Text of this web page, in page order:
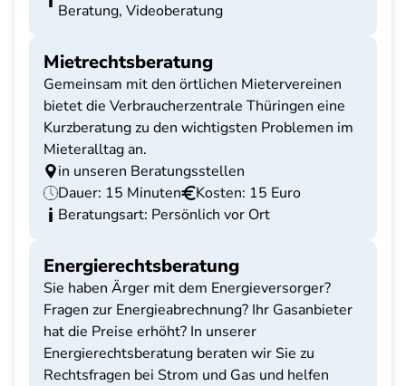
Beratung, Videoberatung
Mietrechtsberatung
Gemeinsam mit den örtlichen Mietervereinen
bietet die Verbraucherzentrale Thüringen eine
Kurzberatung zu den wichtigsten Problemen im
Mieteralltag an.
in unseren Beratungsstellen
Dauer: 15 Minuten
Kosten: 15 Euro
Beratungsart: Persönlich vor Ort
Energierechtsberatung
Sie haben Ärger mit dem Energieversorger?
Fragen zur Energieabrechnung? Ihr Gasanbieter
hat die Preise erhöht? In unserer
Energierechtsberatung beraten wir Sie zu
Rechtsfragen bei Strom und Gas und helfen